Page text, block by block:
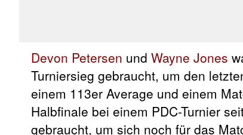
Devon Petersen und Wayne Jones
Turniersieg gebraucht, um den
einem 113er Average und einem
Halbfinale bei einem PDC-Turnier
gebraucht, um sich noch für das